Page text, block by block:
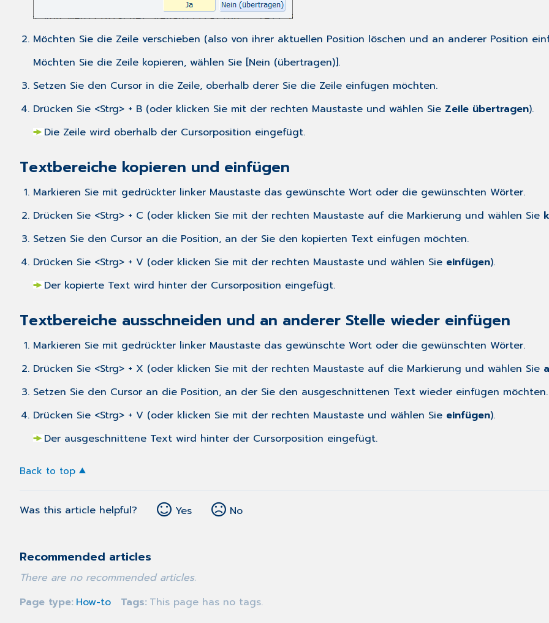
Möchten Sie die Zeile verschieben (also von ihrer aktuellen Position löschen und an anderer Position
Möchten Sie die Zeile kopieren, wählen Sie [Nein (übertragen)].
Setzen Sie den Cursor in die Zeile, oberhalb derer Sie die Zeile einfügen möchten.
Drücken Sie <Strg> + B (oder klicken Sie mit der rechten Maustaste und wählen Sie Zeile übertragen).
Die Zeile wird oberhalb der Cursorposition eingefügt.
Textbereiche kopieren und einfügen
Markieren Sie mit gedrückter linker Maustaste das gewünschte Wort oder die gewünschten Wörter.
Drücken Sie <Strg> + C (oder klicken Sie mit der rechten Maustaste auf die Markierung und wählen Sie
Setzen Sie den Cursor an die Position, an der Sie den kopierten Text einfügen möchten.
Drücken Sie <Strg> + V (oder klicken Sie mit der rechten Maustaste und wählen Sie einfügen).
Der kopierte Text wird hinter der Cursorposition eingefügt.
Textbereiche ausschneiden und an anderer Stelle wieder einfügen
Markieren Sie mit gedrückter linker Maustaste das gewünschte Wort oder die gewünschten Wörter.
Drücken Sie <Strg> + X (oder klicken Sie mit der rechten Maustaste auf die Markierung und wählen Sie
Setzen Sie den Cursor an die Position, an der Sie den ausgeschnittenen Text wieder einfügen möchten.
Drücken Sie <Strg> + V (oder klicken Sie mit der rechten Maustaste und wählen Sie einfügen).
Der ausgeschnittene Text wird hinter der Cursorposition eingefügt.
Back to top
Was this article helpful? Yes No
Recommended articles
There are no recommended articles.
Page type How-to Tags This page has no tags.